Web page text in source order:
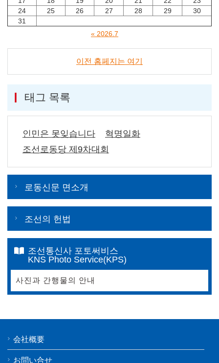
24
25 26 27 28 29
30
31
« 2026.7
이전 홈페지는 여기
태그 목록
인민은 못잊습니다
혁명일화
조선로동당 제9차대회
로동신문 면소개
조선의 헌법
조선통신사 포토써비스
KNS Photo Service(KPS)
사진과 간행물의 안내
会社概要
お問い合せ